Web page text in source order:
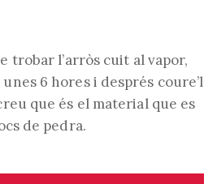
trobar l’arròs cuit al vapor,
6 hores i després coure’l
que és el material que es
de pedra.